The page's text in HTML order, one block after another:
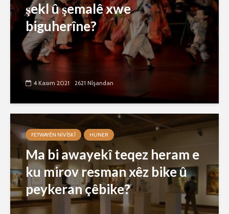
şekl û şemalê xwe
biguherîne?
4 Kasım 2021 2621 Nîşandan
FETWAYÊN NIVÎSKÎ HUNER
Ma bi awayekî teqez heram e
ku mirov resman xêz bike û
peykeran çêbike?